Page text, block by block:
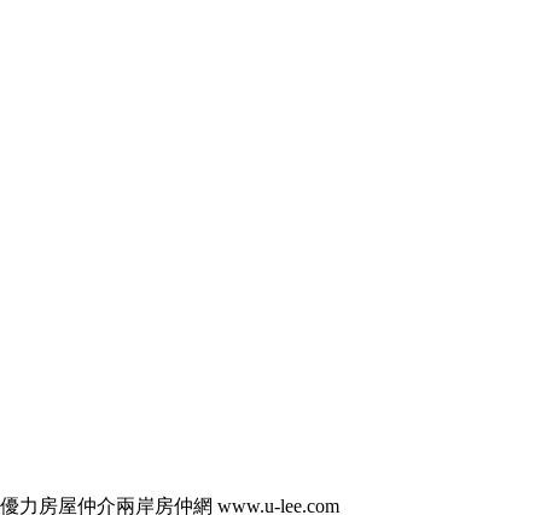
力房屋仲介兩岸房仲網 www.u-lee.com